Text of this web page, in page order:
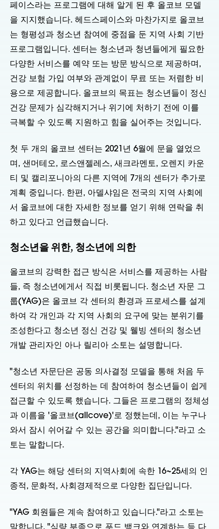
페이스라는 프로그램에 대해 알게 된 후 올코브 모델
을 지지했습니다. 헤드스페이스와 마찬가지로 올코브
는 형평성과 청소년 참여에 중점을 둔 지역 사회 기반
프로그램입니다. 센터는 청소년과 청년들에게 필요한
다양한 서비스를 예약 또는 방문 방식으로 제공하며,
건강 보험 가입 여부와 관계없이 무료 또는 저렴한 비
용으로 제공합니다. 올코브의 목표는 청소년들이 정신
건강 문제가 심각해지거나 위기에 처하기 전에 이를
극복할 수 있도록 지원하고 힘을 실어주는 것입니다.
첫 두 개의 올코브 센터는 2021년 6월에 문을 열었으
며, 샌머테오, 로스앤젤레스, 새크라멘토, 오렌지 카운
티 및 캘리포니아의 다른 지역에 7개의 센터가 추가로
계획 중입니다. 한편, 아델샤임은 전국의 지역 사회에
서 올코브에 대한 자세한 정보를 얻기 위해 연락을 취
하고 있다고 언급했습니다.
청소년을 위한, 청소년에 의한
올코브의 강력한 접근 방식은 서비스를 제공하는 사람
들, 즉 청소년에게서 직접 비롯됩니다. 청소년 자문 그
룹(YAG)은 올코브 각 센터의 환경과 프로세스를 설계
하여 각 개인과 각 지역 사회의 요구에 맞는 분위기를
조성한다고 청소년 정신 건강 및 웰빙 센터의 청소년
개발 관리자인 아나 릴리아 소토는 설명합니다.
"청소년 자문단은 공동 의사결정 모델을 통해 처음 두
센터의 위치를 선정하는 데 참여하여 청소년들이 쉽게
접근할 수 있도록 했습니다. 그들은 프로그램의 정체성
과 이름을 '올코브(allcove)'로 정했는데, 이는 누구나
와서 잠시 쉬어갈 수 있는 공간을 의미합니다."라고 소
토는 말합니다.
각 YAG는 해당 센터의 지역사회에 속한 16~25세의 인
종적, 문화적, 사회경제적으로 다양한 집단입니다.
"YAG 회원들은 계속 참여하고 있습니다."라고 소토는
말합니다. "식량 부족으로 푸드 뱅크와 연계하는 등 다